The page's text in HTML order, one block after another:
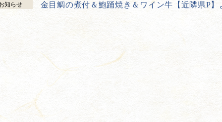
知らせ 金目鯛の煮付＆鮑踊焼き＆ワイン牛【近隣県P】